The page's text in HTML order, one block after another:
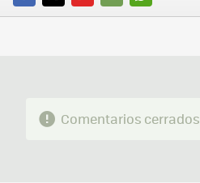
FACEBOOK
TWITTERFLIPBOARD
E-
WHATSAPP
Comentarios cerrados